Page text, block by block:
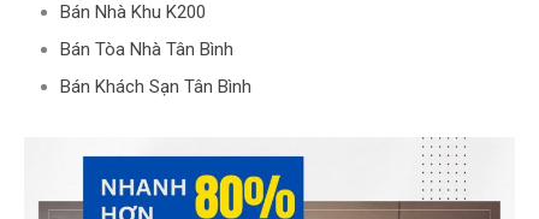
Bán Nhà Khu K200
Bán Tòa Nhà Tân Bình
Bán Khách Sạn Tân Bình